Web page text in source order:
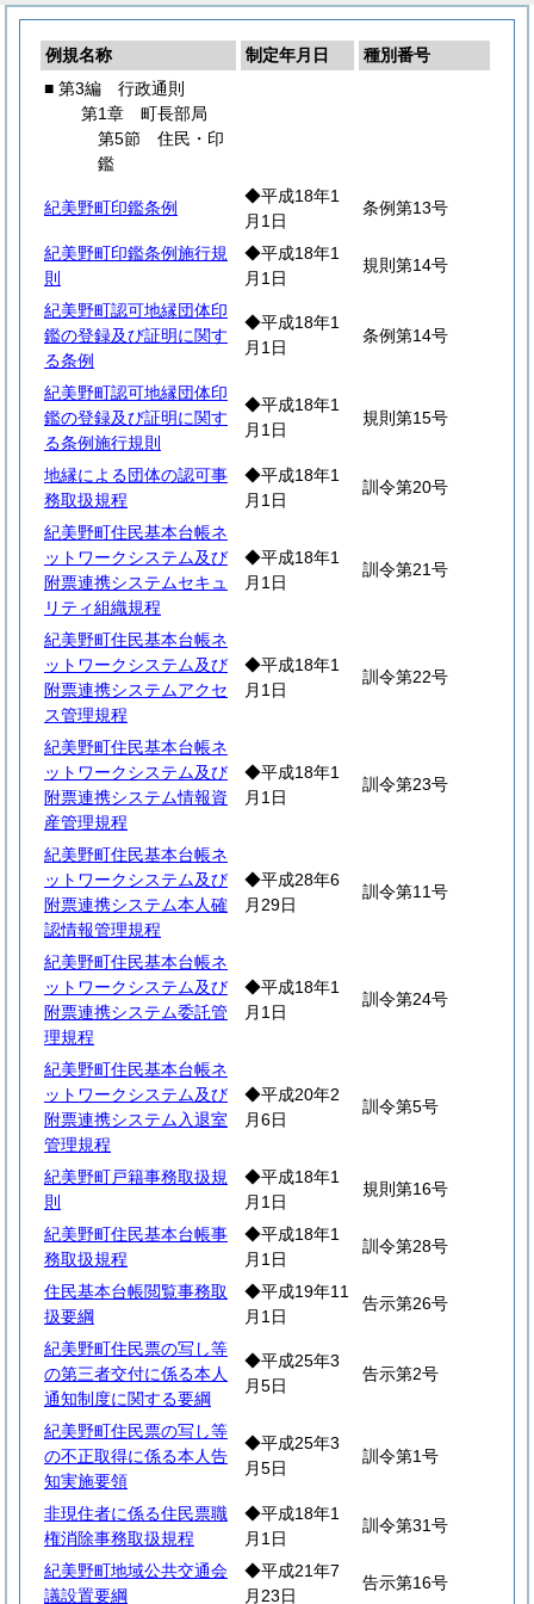
例規名称 制定年月日
種別番号
■ 第3編 行政通則
第1章 町長部局
第5節 住民・印
鑑
紀美野町印鑑条例
◆平成18年1
月1日
条例第13号
紀美野町印鑑条例施行規
則
◆平成18年1
月1日
規則第14号
紀美野町認可地縁団体印
鑑の登録及び証明に関す
る条例
◆平成18年1
月1日
条例第14号
紀美野町認可地縁団体印
鑑の登録及び証明に関す
る条例施行規則
◆平成18年1
月1日
規則第15号
地縁による団体の認可事
務取扱規程
◆平成18年1
月1日
訓令第20号
紀美野町住民基本台帳ネ
ットワークシステム及び
附票連携システムセキュ
リティ組織規程
◆平成18年1
月1日
訓令第21号
紀美野町住民基本台帳ネ
ットワークシステム及び
附票連携システムアクセ
ス管理規程
◆平成18年1
月1日
訓令第22号
紀美野町住民基本台帳ネ
ットワークシステム及び
附票連携システム情報資
産管理規程
◆平成18年1
月1日
訓令第23号
紀美野町住民基本台帳ネ
ットワークシステム及び
附票連携システム本人確
認情報管理規程
◆平成28年6
月29日
訓令第11号
紀美野町住民基本台帳ネ
ットワークシステム及び
附票連携システム委託管
理規程
◆平成18年1
月1日
訓令第24号
紀美野町住民基本台帳ネ
ットワークシステム及び
附票連携システム入退室
管理規程
◆平成20年2
月6日
訓令第5号
紀美野町戸籍事務取扱規
則
◆平成18年1
月1日
規則第16号
紀美野町住民基本台帳事
務取扱規程
◆平成18年1
月1日
訓令第28号
住民基本台帳閲覧事務取
扱要綱
◆平成19年11
月1日
告示第26号
紀美野町住民票の写し等
の第三者交付に係る本人
通知制度に関する要綱
◆平成25年3
月5日
告示第2号
紀美野町住民票の写し等
の不正取得に係る本人告
知実施要領
◆平成25年3
月5日
訓令第1号
非現住者に係る住民票職
権消除事務取扱規程
◆平成18年1
月1日
訓令第31号
紀美野町地域公共交通会
議設置要綱
◆平成21年7
月23日
告示第16号